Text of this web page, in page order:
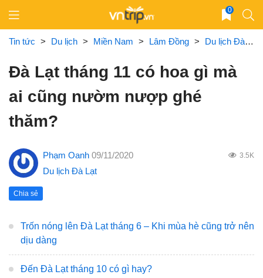
content
0
Tin tức > Du lịch > Miền Nam > Lâm Đồng > Du lịch Đà Lạt
Đà Lạt tháng 11 có hoa gì mà
ai cũng nườm nượp ghé
thăm?
Phạm Oanh 09/11/2020 3.5K
Du lịch Đà Lạt
Chia sẻ
Trốn nóng lên Đà Lạt tháng 6 – Khi mùa hè cũng trở nên
dịu dàng
Đến Đà Lạt tháng 10 có gì hay?